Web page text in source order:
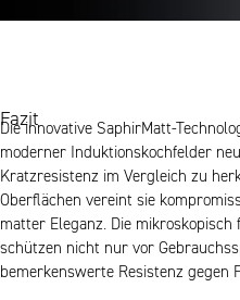
Fazit
Die innovative SaphirMatt-
moderner Induktionskochfelder
Kratzresistenz im Vergleich zu
Oberflächen vereint sie
matter Eleganz. Die mikroskopisch
schützen nicht nur vor
bemerkenswerte Resistenz gegen